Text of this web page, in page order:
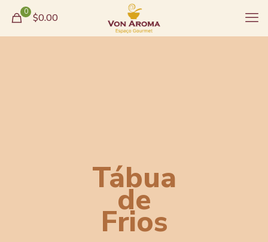
0 $0.00
Tábua
de
Frios